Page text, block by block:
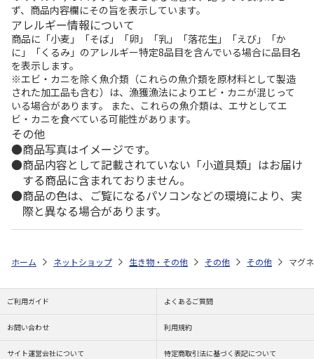
ず、商品内容欄にその旨を表示しています。
アレルギー情報について
商品に「小麦」「そば」「卵」「乳」「落花生」「えび」「か
に」「くるみ」のアレルギー特定8品目を含んでいる場合に品目名
を表示します。
※エビ・カニを除く魚介類（これらの魚介類を原材料として製造
された加工品も含む）は、漁獲漁法によりエビ・カニが混じって
いる場合があります。 また、これらの魚介類は、エサとしてエ
ビ・カニを食べている可能性があります。
その他
商品写真はイメージです。
商品内容として記載されていない「小道具類」はお届け
する商品に含まれておりません。
商品の色は、ご覧になるパソコンなどの環境により、実
際と異なる場合があります。
ホーム ネットショップ 生き物・その他 その他 その他 マグ
ご利用ガイド よくあるご質問
お問い合わせ 利用規約
サイト運営会社について 特定商取引法に基づく表記について